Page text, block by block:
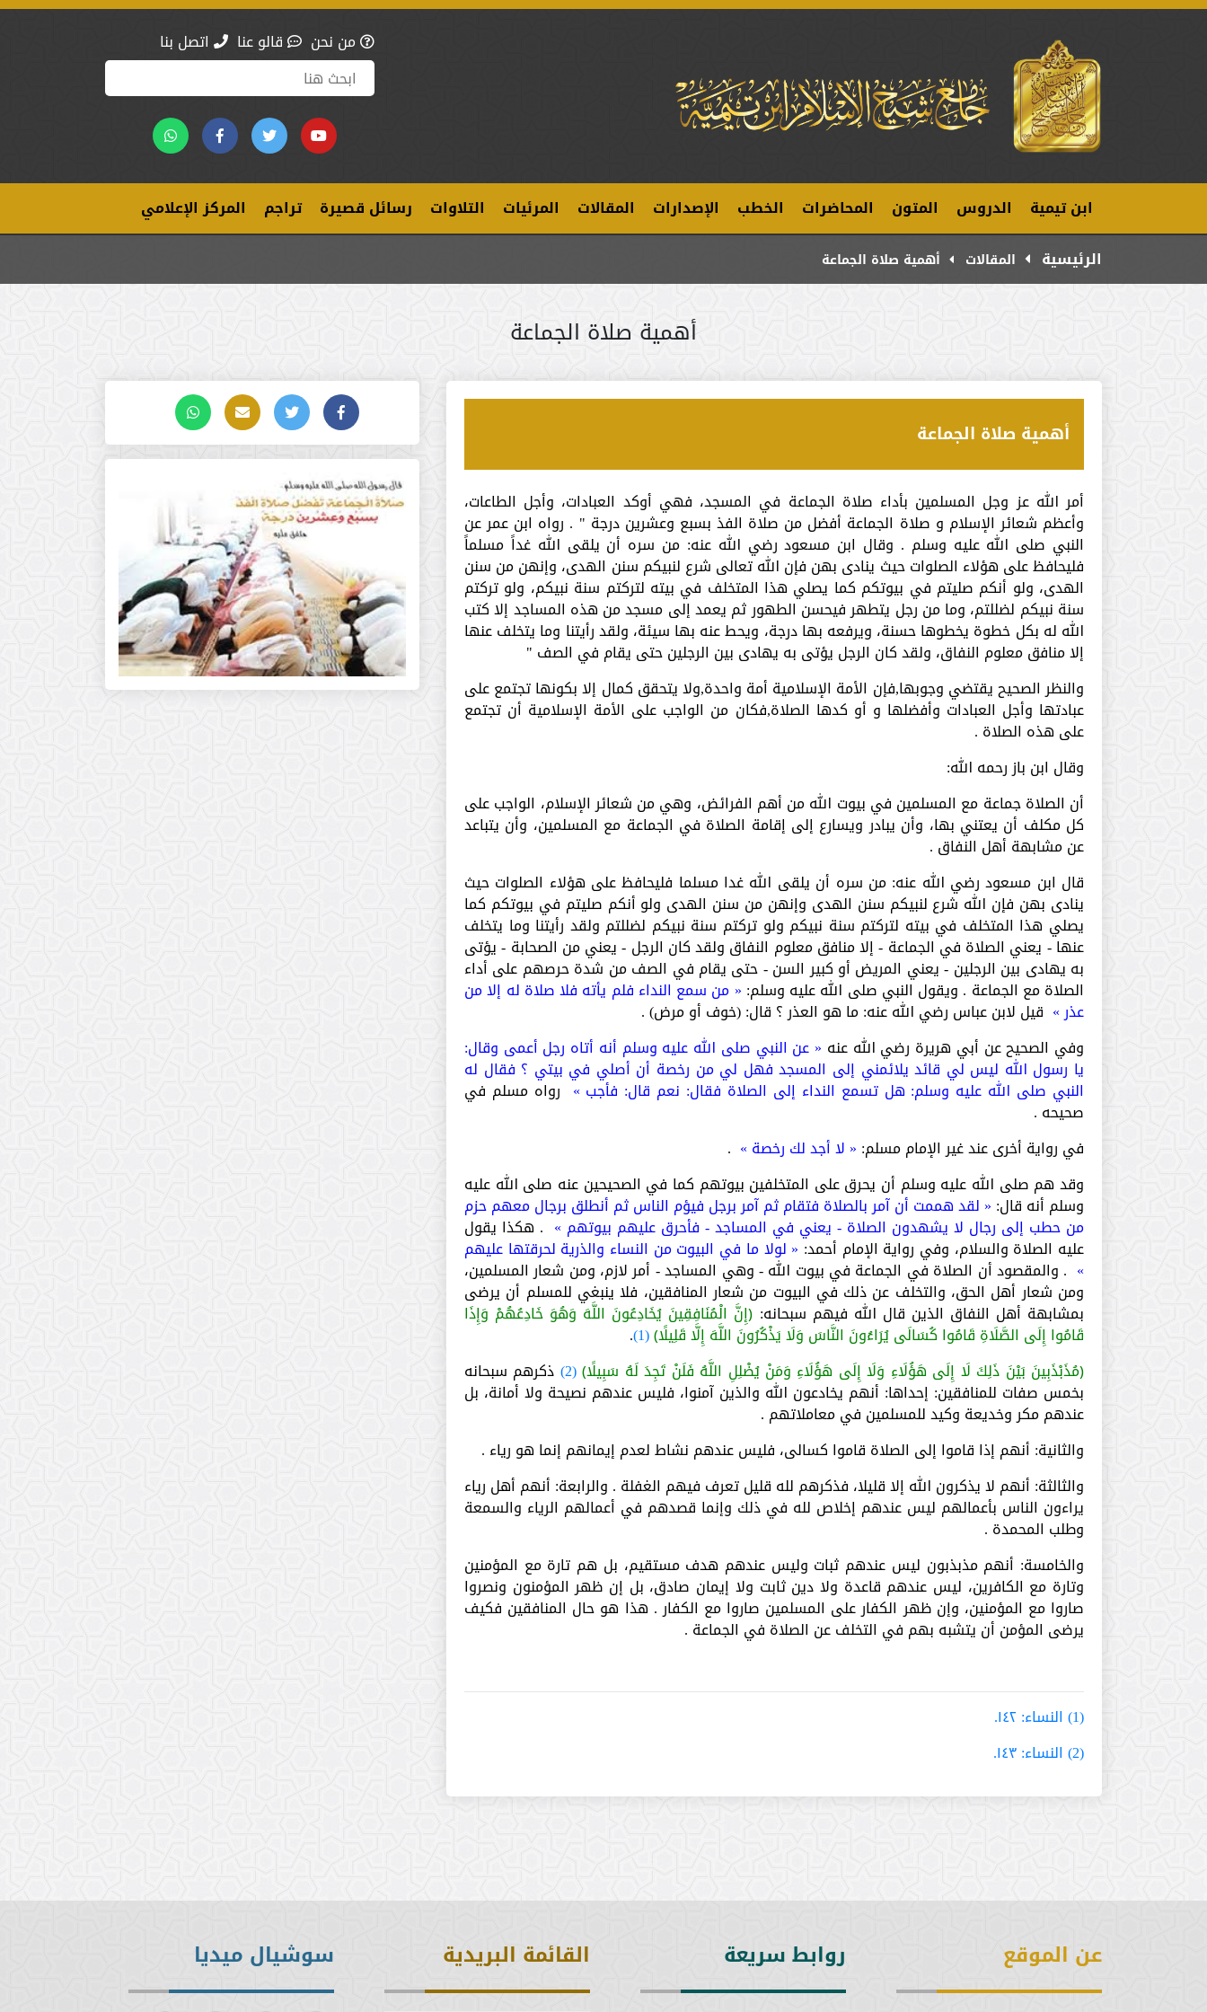
من نحن قالو عنا اتصل بنا
ابن تيمية الدروس المتون المحاضرات الخطب الإصدارات المقالات المرئيات التلاوات رسائل قصيرة تراجم
المركز الإعلامي
الرئيسية
المقالات أهمية صلاة الجماعة
أهمية صلاة الجماعة
أهمية صلاة الجماعة
أمر الله عز وجل المسلمين بأداء صلاة الجماعة في المسجد، فهي أوكد العبادات، وأجل الطاعات،
وأعظم شعائر الإسلام و صلاة الجماعة أفضل من صلاة الفذ بسبع وعشرين درجة " . رواه ابن عمر عن
النبي صلى الله عليه وسلم . وقال ابن مسعود رضي الله عنه: من سره أن يلقى الله غداً مسلماً
فليحافظ على هؤلاء الصلوات حيث ينادى بهن فإن الله تعالى شرع لنبيكم سنن الهدى، وإنهن من سنن
الهدى، ولو أنكم صليتم في بيوتكم كما يصلي هذا المتخلف في بيته لتركتم سنة نبيكم، ولو تركتم
سنة نبيكم لضللتم، وما من رجل يتطهر فيحسن الطهور ثم يعمد إلى مسجد من هذه المساجد إلا كتب
الله له بكل خطوة يخطوها حسنة، ويرفعه بها درجة، ويحط عنه بها سيئة، ولقد رأيتنا وما يتخلف عنها
إلا منافق معلوم النفاق، ولقد كان الرجل يؤتى به يهادى بين الرجلين حتى يقام في الصف "
والنظر الصحيح يقتضي وجوبها,فإن الأمة الإسلامية أمة واحدة,ولا يتحقق كمال إلا بكونها تجتمع على
عبادتها وأجل العبادات وأفضلها و أو كدها الصلاة,فكان من الواجب على الأمة الإسلامية أن تجتمع
على هذه الصلاة .
وقال ابن باز رحمه الله:
أن الصلاة جماعة مع المسلمين في بيوت الله من أهم الفرائض، وهي من شعائر الإسلام، الواجب على
كل مكلف أن يعتني بها، وأن يبادر ويسارع إلى إقامة الصلاة في الجماعة مع المسلمين، وأن يتباعد
عن مشابهة أهل النفاق .
قال ابن مسعود رضي الله عنه: من سره أن يلقى الله غدا مسلما فليحافظ على هؤلاء الصلوات حيث
ينادى بهن فإن الله شرع لنبيكم سنن الهدى وإنهن من سنن الهدى ولو أنكم صليتم في بيوتكم كما
يصلي هذا المتخلف في بيته لتركتم سنة نبيكم ولو تركتم سنة نبيكم لضللتم ولقد رأيتنا وما يتخلف
عنها - يعني الصلاة في الجماعة - إلا منافق معلوم النفاق ولقد كان الرجل - يعني من الصحابة - يؤتى
به يهادى بين الرجلين - يعني المريض أو كبير السن - حتى يقام في الصف من شدة حرصهم على أداء
الصلاة مع الجماعة . ويقول النبي صلى الله عليه وسلم: « من سمع النداء فلم يأته فلا صلاة له إلا من
عذر » قيل لابن عباس رضي الله عنه: ما هو العذر ؟ قال: (خوف أو مرض) .
وفي الصحيح عن أبي هريرة رضي الله عنه « عن النبي صلى الله عليه وسلم أنه أتاه رجل أعمى وقال:
يا رسول الله ليس لي قائد يلائمني إلى المسجد فهل لي من رخصة أن أصلي في بيتي ؟ فقال له
النبي صلى الله عليه وسلم: هل تسمع النداء إلى الصلاة فقال: نعم قال: فأجب » رواه مسلم في
صحيحه .
في رواية أخرى عند غير الإمام مسلم: « لا أجد لك رخصة » .
وقد هم صلى الله عليه وسلم أن يحرق على المتخلفين بيوتهم كما في الصحيحين عنه صلى الله عليه
وسلم أنه قال: « لقد هممت أن آمر بالصلاة فتقام ثم آمر برجل فيؤم الناس ثم أنطلق برجال معهم حزم
من حطب إلى رجال لا يشهدون الصلاة - يعني في المساجد - فأحرق عليهم بيوتهم » . هكذا يقول
عليه الصلاة والسلام، وفي رواية الإمام أحمد: « لولا ما في البيوت من النساء والذرية لحرقتها عليهم
» . والمقصود أن الصلاة في الجماعة في بيوت الله - وهي المساجد - أمر لازم، ومن شعار المسلمين،
ومن شعار أهل الحق، والتخلف عن ذلك في البيوت من شعار المنافقين، فلا ينبغي للمسلم أن يرضى
بمشابهة أهل النفاق الذين قال الله فيهم سبحانه: ﴿إِنَّ الْمُنَافِقِينَ يُخَادِعُونَ اللَّهَ وَهُوَ خَادِعُهُمْ وَإِذَا
قَامُوا إِلَى الصَّلَاةِ قَامُوا كُسَالَى يُرَاءُونَ النَّاسَ وَلَا يَذْكُرُونَ اللَّهَ إِلَّا قَلِيلًا﴾(1)
.
﴿مُذَبْذَبِينَ بَيْنَ ذَلِكَ لَا إِلَى هَؤُلَاءِ وَلَا إِلَى هَؤُلَاءِ وَمَنْ يُضْلِلِ اللَّهُ فَلَنْ تَجِدَ لَهُ سَبِيلًا﴾ (2) ذكرهم سبحانه
بخمس صفات للمنافقين: إحداها: أنهم يخادعون الله والذين آمنوا، فليس عندهم نصيحة ولا أمانة، بل
عندهم مكر وخديعة وكيد للمسلمين في معاملاتهم .
والثانية: أنهم إذا قاموا إلى الصلاة قاموا كسالى، فليس عندهم نشاط لعدم إيمانهم إنما هو رياء .
والثالثة: أنهم لا يذكرون الله إلا قليلا، فذكرهم لله قليل تعرف فيهم الغفلة . والرابعة: أنهم أهل رياء
يراءون الناس بأعمالهم ليس عندهم إخلاص لله في ذلك وإنما قصدهم في أعمالهم الرياء والسمعة
وطلب المحمدة .
والخامسة: أنهم مذبذبون ليس عندهم ثبات وليس عندهم هدف مستقيم، بل هم تارة مع المؤمنين
وتارة مع الكافرين، ليس عندهم قاعدة ولا دين ثابت ولا إيمان صادق، بل إن ظهر المؤمنون ونصروا
صاروا مع المؤمنين، وإن ظهر الكفار على المسلمين صاروا مع الكفار . هذا هو حال المنافقين فكيف
يرضى المؤمن أن يتشبه بهم في التخلف عن الصلاة في الجماعة .
(1) النساء: ١٤٢.
(2) النساء: ١٤٣.
عن الموقع روابط سريعة القائمة البريدية سوشيال ميديا